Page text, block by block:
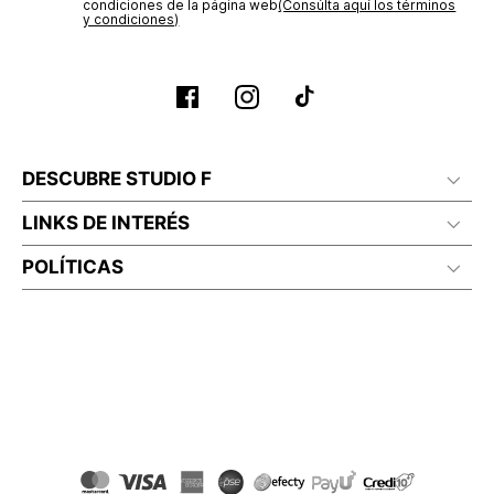
No lavado en seco
condiciones de la página web‎(Consúlta aquí los términos
y condiciones)
DESCUBRE STUDIO F
LINKS DE INTERÉS
POLÍTICAS